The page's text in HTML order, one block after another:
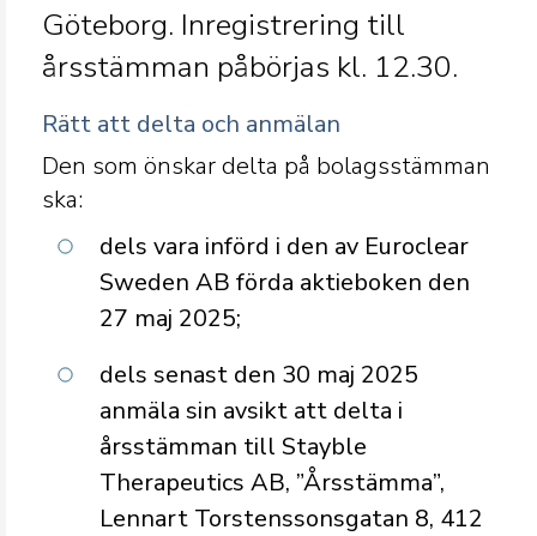
Göteborg. Inregistrering till
årsstämman påbörjas kl. 12.30.
Rätt att delta och anmälan
Den som önskar delta på bolagsstämman
ska:
dels vara införd i den av Euroclear
Sweden AB förda aktieboken den
27 maj 2025;
dels senast den 30 maj 2025
anmäla sin avsikt att delta i
årsstämman till Stayble
Therapeutics AB, ”Årsstämma”,
Lennart Torstenssonsgatan 8, 412